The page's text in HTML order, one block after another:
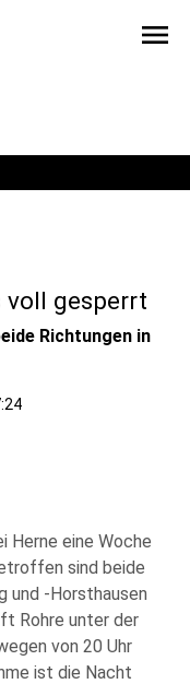
menu
voll gesperrt
Richtungen in
Herne eine Woche
sind beide
und -Horsthausen
Rohre unter der
von 20 Uhr
ist die Nacht